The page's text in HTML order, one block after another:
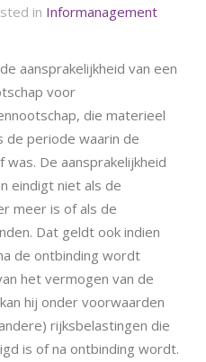
in Informanagement
aansprakelijkheid van een
voor
die materieel
de periode waarin de
De aansprakelijkheid
eindigt niet als de
meer is of als de
Dat geldt ook indien
de ontbinding wordt
het vermogen van de
hij onder voorwaarden
rijksbelastingen die
is of na ontbinding wordt.